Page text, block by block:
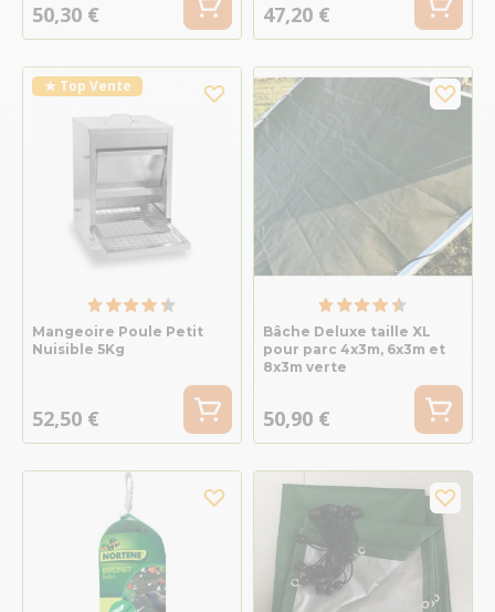
50,30 € 47,20 €
★ Top Vente
Mangeoire Poule Petit
Nuisible 5Kg
52,50 €
Bâche Deluxe taille XL
pour parc 4x3m, 6x3m et
8x3m verte
50,90 €